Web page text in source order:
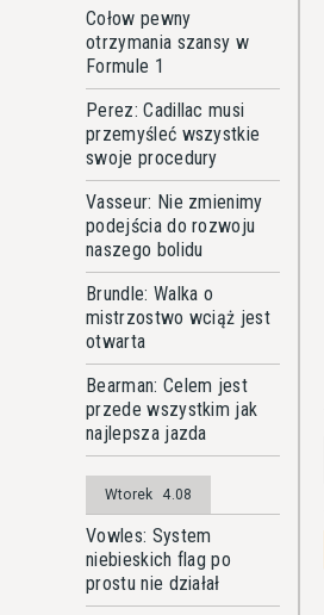
Cołow pewny
otrzymania szansy w
Formule 1
Perez: Cadillac musi
przemyśleć wszystkie
swoje procedury
Vasseur: Nie zmienimy
podejścia do rozwoju
naszego bolidu
Brundle: Walka o
mistrzostwo wciąż jest
otwarta
Bearman: Celem jest
przede wszystkim jak
najlepsza jazda
Wtorek 4.08
Vowles: System
niebieskich flag po
prostu nie działał